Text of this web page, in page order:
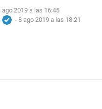
ago 2019 a las 16:45
- 8 ago 2019 a las 18:21